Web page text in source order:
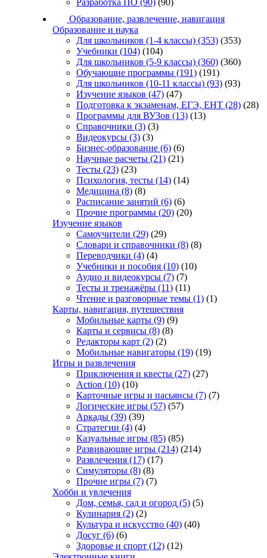
Образование, развлечение, навигация
Образование и наука
Для школьников (1-4 классы) (353) (353)
Учебники (104) (104)
Для школьников (5-9 классы) (360) (360)
Обучающие программы (191) (191)
Для школьников (10-11 классы) (93) (93)
Изучение языков (47) (47)
Подготовка к экзаменам, ЕГЭ, ЕНТ (28) (28)
Программы для ВУЗов (13) (13)
Справочники (3) (3)
Видеокурсы (3) (3)
Бизнес-образование (6) (6)
Научные расчеты (21) (21)
Тесты (23) (23)
Психология, тесты (14) (14)
Медицина (8) (8)
Расписание занятий (6) (6)
Прочие программы (20) (20)
Изучение языков
Самоучители (29) (29)
Словари и справочники (8) (8)
Переводчики (4) (4)
Учебники и пособия (10) (10)
Аудио и видеокурсы (7) (7)
Тесты и тренажёры (11) (11)
Чтение и разговорные темы (1) (1)
Карты, навигация, путешествия
Мобильные карты (9) (9)
Карты и сервисы (8) (8)
Редакторы карт (2) (2)
Мобильные навигаторы (19) (19)
Игры и развлечения
Приключения и квесты (27) (27)
Action (10) (10)
Карточные игры и пасьянсы (7) (7)
Логические игры (57) (57)
Аркады (39) (39)
Стратегии (4) (4)
Казуальные игры (85) (85)
Развивающие игры (214) (214)
Развлечения (17) (17)
Симуляторы (8) (8)
Прочие игры (7) (7)
Хобби и увлечения
Дом, семья, сад и огород (5) (5)
Кулинария (2) (2)
Культура и искусство (40) (40)
Досуг (6) (6)
Здоровье и спорт (12) (12)